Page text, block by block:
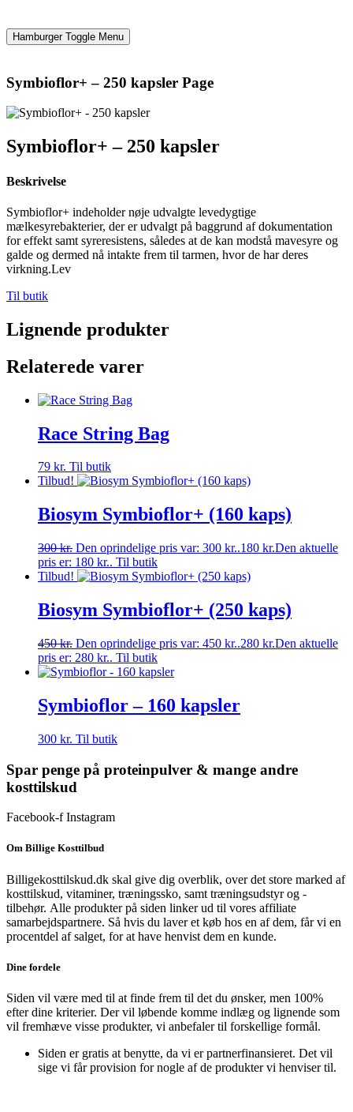
Hamburger Toggle Menu
Symbioflor+ – 250 kapsler Page
Symbioflor+ – 250 kapsler
Beskrivelse
Symbioflor+ indeholder nøje udvalgte levedygtige
mælkesyrebakterier, der er udvalgt på baggrund af dokumentation
for effekt samt syreresistens, således at de kan modstå mavesyre og
galde og dermed nå intakte frem til tarmen, hvor de har deres
virkning.Lev
Til butik
Lignende produkter
Relaterede varer
Race String Bag
79 kr. Til butik
Tilbud!
Biosym Symbioflor+ (160 kaps)
300kr. Den oprindelige pris var: 300 kr..180 kr.Den aktuelle
pris er: 180 kr.. Til butik
Tilbud!
Biosym Symbioflor+ (250 kaps)
450kr. Den oprindelige pris var: 450 kr..280 kr.Den aktuelle
pris er: 280 kr.. Til butik
Symbioflor – 160 kapsler
300 kr. Til butik
Spar penge på proteinpulver & mange andre
kosttilskud
Facebook-f Instagram
Om Billige Kosttilbud
Billigekosttilskud.dk skal give dig overblik, over det store marked af
kosttilskud, vitaminer, træningssko, samt træningsudstyr og -
tilbehør. Alle produkter på siden linker ud til vores affiliate
samarbejdspartnere. Så hvis du laver et køb hos en af dem, får vi en
procentdel af salget, for at have henvist dem en kunde.
Dine fordele
Siden vil være med til at finde frem til det du ønsker, men 100%
efter dine kriterier. Der vil løbende komme indlæg og lignende som
vil fremhæve visse produkter, vi anbefaler til forskellige formål.
Siden er gratis at benytte, da vi er partnerfinansieret. Det vil
sige vi får provision for nogle af de produkter vi henviser til.